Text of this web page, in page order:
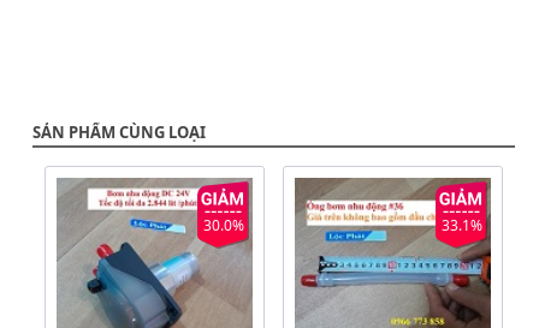
SẢN PHẨM CÙNG LOẠI
30.0% 33.1%